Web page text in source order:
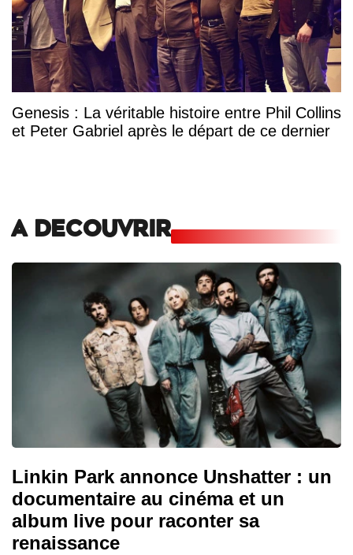
Genesis : La véritable histoire entre Phil Collins
et Peter Gabriel après le départ de ce dernier
A DECOUVRIR
Linkin Park annonce Unshatter : un
documentaire au cinéma et un
album live pour raconter sa
renaissance